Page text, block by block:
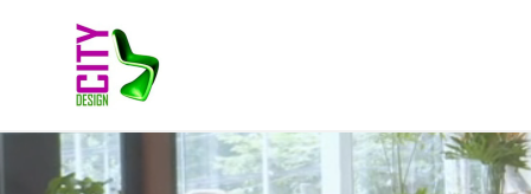
Conteúdo
Móveis selecionados para compor projetos residenciais